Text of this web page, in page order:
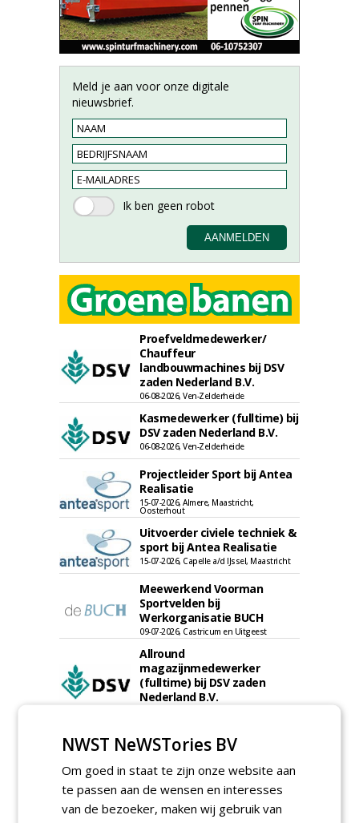
Meld je aan voor onze digitale
nieuwsbrief.
Proefveldmedewerker/
Chauffeur
landbouwmachines bij DSV
zaden Nederland B.V.
06-08-2026, Ven-Zelderheide
Kasmedewerker (fulltime) bij
DSV zaden Nederland B.V.
06-08-2026, Ven-Zelderheide
Projectleider Sport bij Antea
Realisatie
15-07-2026, Almere, Maastricht,
Oosterhout
Uitvoerder civiele techniek &
sport bij Antea Realisatie
15-07-2026, Capelle a/d IJssel, Maastricht
Meewerkend Voorman
Sportvelden bij
Werkorganisatie BUCH
09-07-2026, Castricum en Uitgeest
Allround
magazijnmedewerker
(fulltime) bij DSV zaden
Nederland B.V.
Boomtotaalzorg32-40 uur
Boominspecteur bij
Boomtotaalzorg24-40 uur
30-07-2026, Schalkwijk
NWST NeWSTories BV
Om goed in staat te zijn onze website aan
te passen aan de wensen en interesses
van de bezoeker, maken wij gebruik van